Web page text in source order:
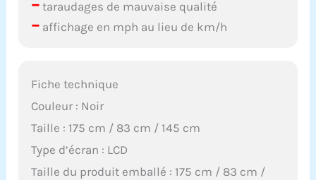
– taraudages de mauvaise qualité
– affichage en mph au lieu de km/h
Fiche technique
Couleur : Noir
Taille : 175 cm / 83 cm / 145 cm
Type d’écran : LCD
Taille du produit emballé : 175 cm / 83 cm /